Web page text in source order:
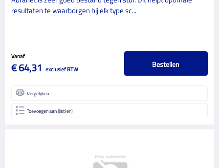
CATEGORIE
resultaten te waarborgen bij elk type sc...
Vanaf
€ 64,31 exclusief BTW Bestellen
Vergelijken
Toevoegen aan lijst(en)